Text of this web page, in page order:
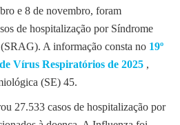
e 8 de novembro, foram
de hospitalização por Síndrome
A informação consta no 19º
Vírus Respiratórios de 2025 ,
(SE) 45.
27.533 casos de hospitalização por